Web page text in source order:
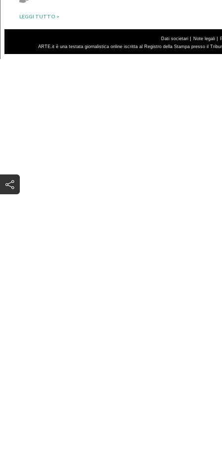
LEGGI TUTTO >
Dati societari | Note legali |
ARTE.it è una testata giornalistica online iscritta al Registro della Stampa presso il